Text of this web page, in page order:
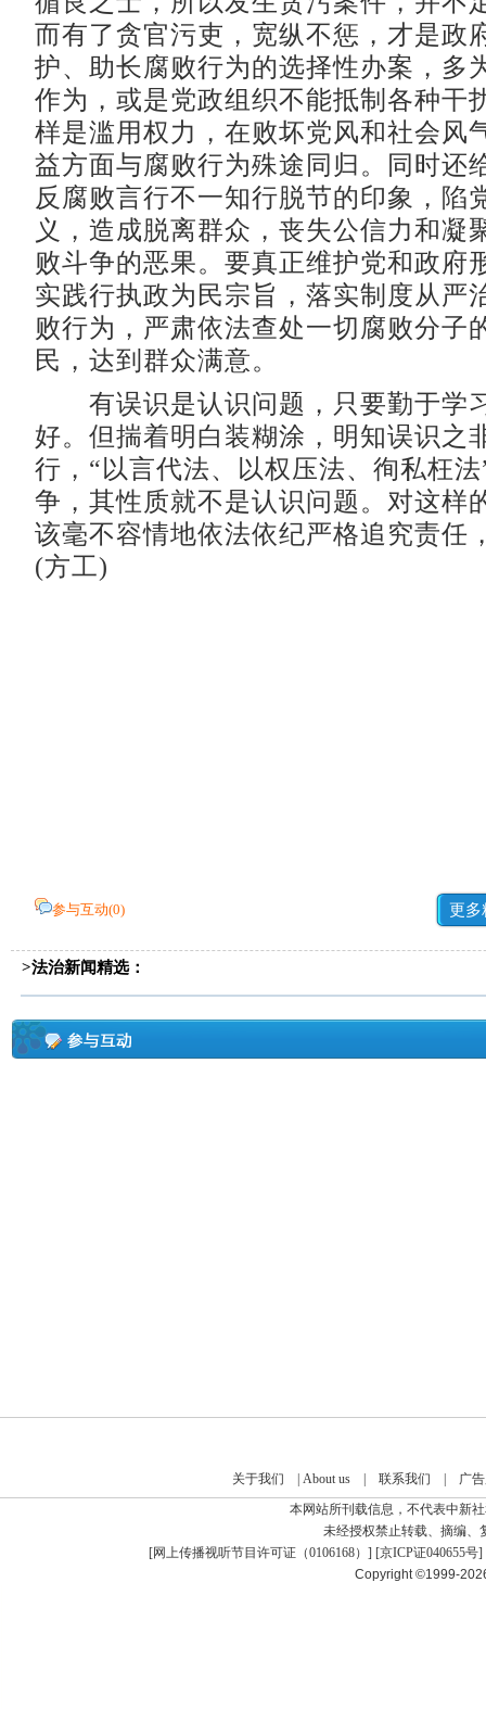
而有了贪官污吏，宽纵不惩，才是政
护、助长腐败行为的选择性办案，多
作为，或是党政组织不能抵制各种干
样是滥用权力，在败坏党风和社会风
益方面与腐败行为殊途同归。同时还
反腐败言行不一知行脱节的印象，陷
义，造成脱离群众，丧失公信力和凝
败斗争的恶果。要真正维护党和政府
实践行执政为民宗旨，落实制度从严
败行为，严肃依法查处一切腐败分子
民，达到群众满意。
有误识是认识问题，只要勤于学
好。但揣着明白装糊涂，明知误识之
行，“以言代法、以权压法、徇私枉
争，其性质就不是认识问题。对这样
该毫不容情地依法依纪严格追究责任
(方工)
参与互动(0) 更多
>法治新闻精选：
关于我们 About us| 联系我们
广
本网站所刊载信息，不代表中新
未经授权禁止转载、摘编、
[网上传播视听节目许可证（0106168） ] [京ICP证040655号]
Copyright ©1999-